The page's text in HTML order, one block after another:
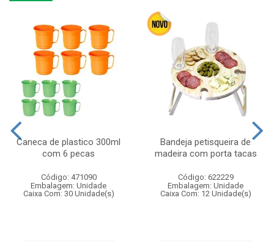
Caneca de plastico 300ml
com 6 pecas
Código: 471090
Embalagem: Unidade
Caixa Com: 30 Unidade(s)
Bandeja petisqueira de
madeira com porta tacas
Código: 622229
Embalagem: Unidade
Caixa Com: 12 Unidade(s)